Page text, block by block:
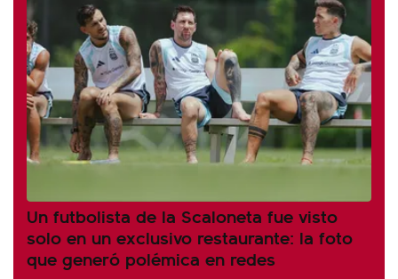
Un futbolista de la Scaloneta fue visto
solo en un exclusivo restaurante: la foto
que generó polémica en redes